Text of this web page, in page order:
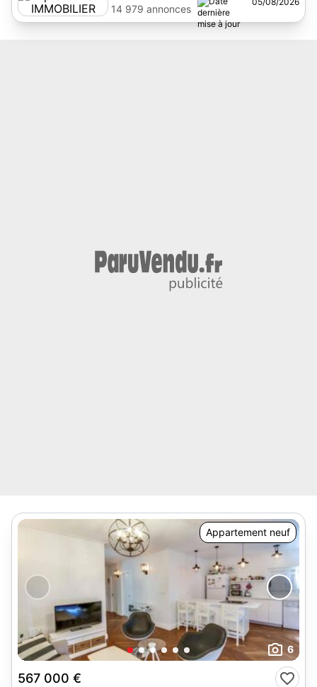
14 979 annonces
Appartement neuf
6
567 000 €